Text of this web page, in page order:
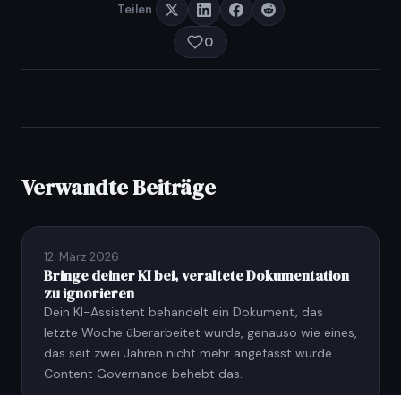
Teilen
0
Verwandte Beiträge
12. März 2026
Bringe deiner KI bei, veraltete Dokumentation
zu ignorieren
Dein KI-Assistent behandelt ein Dokument, das
letzte Woche überarbeitet wurde, genauso wie eines,
das seit zwei Jahren nicht mehr angefasst wurde.
Content Governance behebt das.